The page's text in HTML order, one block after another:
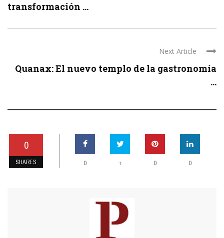
transformación ...
Next Article
Quanax: El nuevo templo de la gastronomía
...
0
SHARES 0 + 0 0